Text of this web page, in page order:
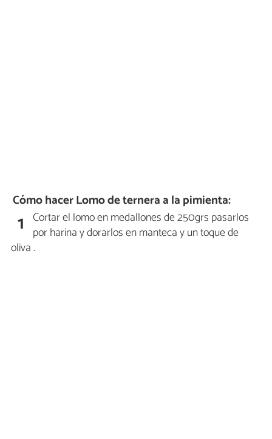
Cómo hacer Lomo de ternera a la pimienta:
1 Cortar el lomo en medallones de 250grs pasarlos
por harina y dorarlos en manteca y un toque de
oliva .